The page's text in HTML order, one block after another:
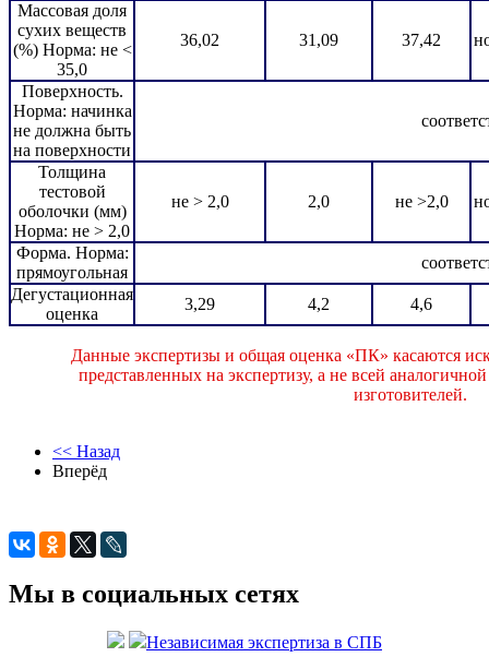
Массовая доля
сухих веществ
(%) Норма: не <
35,0
36,02 31,09 37,42
Поверхность.
Норма: начинка
не должна быть
на поверхности
Толщина
тестовой
оболочки (мм)
Норма: не > 2,0
не > 2,0 2,0 не >2,0
Форма. Норма:
прямоугольная
Дегустационная
оценка
3,29 4,2 4,6
Данные экспертизы и общая оценка «ПК» касаются
представленных на экспертизу, а не всей
изготовителей.
<< Назад
Вперёд
Мы в социальных сетях
Независимая экспертиза в СПБ